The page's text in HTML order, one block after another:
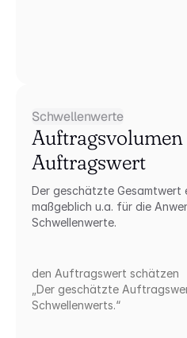
Schwellenwerte
Auftragswert
Der geschätzte Gesamtwert
maßgeblich u.a. für die
Schwellenwerte.
den Auftragswert schätzen
„Der geschätzte
Schwellenwerts.“